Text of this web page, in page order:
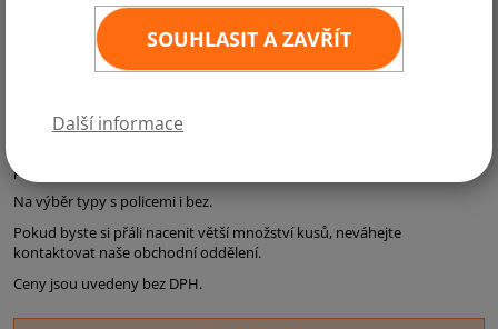
SOUHLASIT A ZAVŘÍT
Další informace
jsou efektivní reklama - jsou velmi pohodlné, měkké a jsou
vyráběné v několika vatiantách. Potah je vyroben z odolného materiálu
pro venkovní i vnitřní použití. Vnitřek je vyplněn lehkým a elastickým
granulátem. Tyto vaky jsou vhodné jako reklama na různé akce,
posezení. Potahy je možné měnit - jsou na suchý zip.
Na výběr typy s policemi i bez.
Pokud byste si přáli nacenit větší množství kusů, neváhejte
kontaktovat naše obchodní oddělení.
Ceny jsou uvedeny bez DPH.